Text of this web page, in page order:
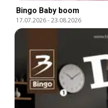
Bingo Baby boom
17.07.2026-23.08.2026